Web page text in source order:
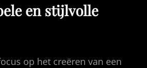
en stijlvolle
op het creëren van een